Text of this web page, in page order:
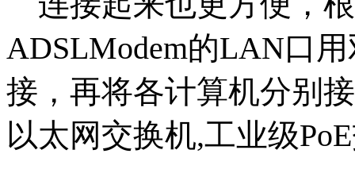
ADSLModem的LAN口
接，再将各计算机分别
以太网交换机,工业级